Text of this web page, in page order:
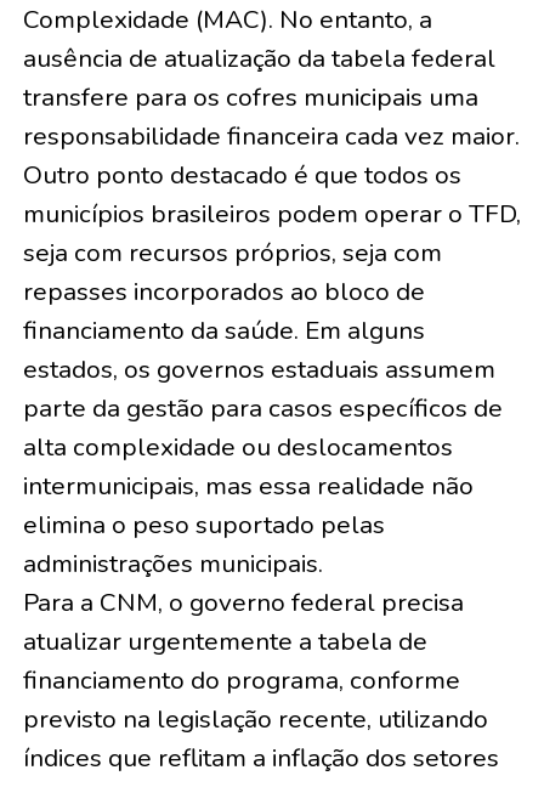
Complexidade (MAC). No entanto, a
ausência de atualização da tabela federal
transfere para os cofres municipais uma
responsabilidade financeira cada vez maior.
Outro ponto destacado é que todos os
municípios brasileiros podem operar o TFD,
seja com recursos próprios, seja com
repasses incorporados ao bloco de
financiamento da saúde. Em alguns
estados, os governos estaduais assumem
parte da gestão para casos específicos de
alta complexidade ou deslocamentos
intermunicipais, mas essa realidade não
elimina o peso suportado pelas
administrações municipais.
Para a CNM, o governo federal precisa
atualizar urgentemente a tabela de
financiamento do programa, conforme
previsto na legislação recente, utilizando
índices que reflitam a inflação dos setores